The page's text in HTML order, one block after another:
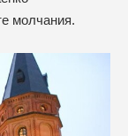
молчания.